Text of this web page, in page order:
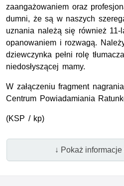
zaangażowaniem oraz
dumni, że są w naszych
uznania należą się również 11-
opanowaniem i rozwagą.
dziewczynka pełni rolę
niedosłyszącej mamy.
W załączeniu fragment
Centrum Powiadamiania
(KSP / kp)
↓ Pokaż